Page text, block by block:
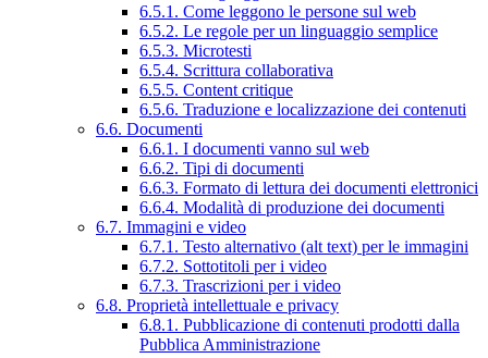
6.5.1. Come leggono le persone sul web
6.5.2. Le regole per un linguaggio semplice
6.5.3. Microtesti
6.5.4. Scrittura collaborativa
6.5.5. Content critique
6.5.6. Traduzione e localizzazione dei contenuti
6.6. Documenti
6.6.1. I documenti vanno sul web
6.6.2. Tipi di documenti
6.6.3. Formato di lettura dei documenti elettronici
6.6.4. Modalità di produzione dei documenti
6.7. Immagini e video
6.7.1. Testo alternativo (alt text) per le immagini
6.7.2. Sottotitoli per i video
6.7.3. Trascrizioni per i video
6.8. Proprietà intellettuale e privacy
6.8.1. Pubblicazione di contenuti prodotti dalla
Pubblica Amministrazione